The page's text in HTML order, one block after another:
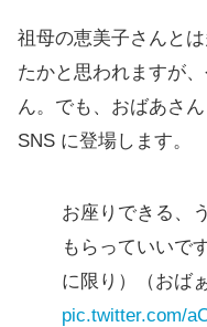
祖母の恵美子さんと
たかと思われますが
ん。でも、おばあさ
SNS に登場します。
お座りできる、
もらっていいで
に限り）（おば
pic.twitter.com/